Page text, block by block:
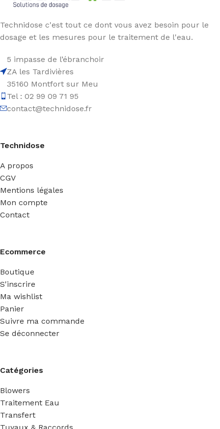
Technidose c'est tout ce dont vous avez besoin pour le
dosage et les mesures pour le traitement de l'eau.
5 impasse de l’ébranchoir
ZA les Tardivières
35160 Montfort sur Meu
Tel : 02 99 09 71 95
contact@technidose.fr
Technidose
A propos
CGV
Mentions légales
Mon compte
Contact
Ecommerce
Boutique
S'inscrire
Ma wishlist
Panier
Suivre ma commande
Se déconnecter
Catégories
Blowers
Traitement Eau
Transfert
Tuyaux & Raccords